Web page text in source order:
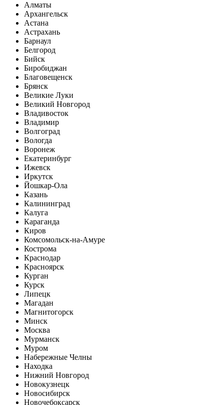
Алматы
Архангельск
Астана
Астрахань
Барнаул
Белгород
Бийск
Биробиджан
Благовещенск
Брянск
Великие Луки
Великий Новгород
Владивосток
Владимир
Волгоград
Вологда
Воронеж
Екатеринбург
Ижевск
Иркутск
Йошкар-Ола
Казань
Калининград
Калуга
Караганда
Киров
Комсомольск-на-Амуре
Кострома
Краснодар
Красноярск
Курган
Курск
Липецк
Магадан
Магнитогорск
Минск
Москва
Мурманск
Муром
Набережные Челны
Находка
Нижний Новгород
Новокузнецк
Новосибирск
Новочебоксарск